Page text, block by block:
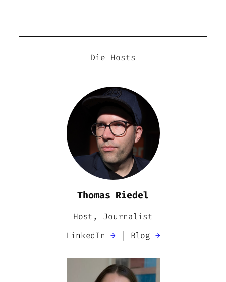
Die Hosts
Thomas Riedel
Host, Journalist
LinkedIn→ | Blog→